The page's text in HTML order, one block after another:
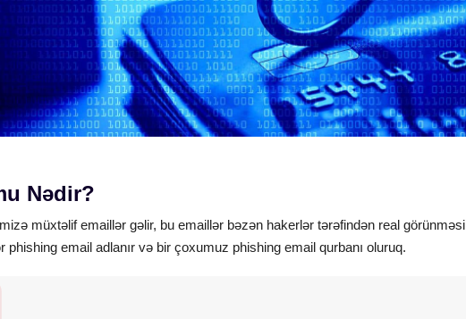
Nədir?
müxtəlif emaillər gəlir, bu emaillər bəzən hakerlər tərəfindən real görünməsi
phishing email adlanır və bir çoxumuz phishing email qurbanı oluruq.